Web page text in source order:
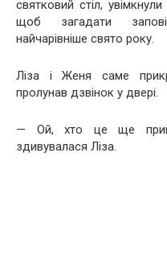
святковий стіл,
щоб загадати
найчарівніше свято року.
Ліза і Женя саме
пролунав дзвінок у двері.
— Ой, хто це ще
здивувалася Ліза.